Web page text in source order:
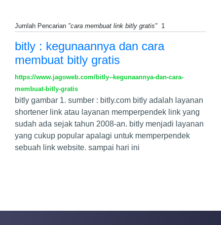
Jumlah Pencarian "cara membuat link bitly gratis" 1
bitly : kegunaannya dan cara
membuat bitly gratis
https://www.jagoweb.com/bitly--kegunaannya-dan-cara-
membuat-bitly-gratis
bitly gambar 1. sumber : bitly.com bitly adalah layanan
shortener link atau layanan memperpendek link yang
sudah ada sejak tahun 2008-an. bitly menjadi layanan
yang cukup popular apalagi untuk memperpendek
sebuah link website. sampai hari ini